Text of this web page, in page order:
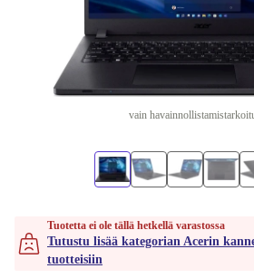
vain
Tuotetta ei ole tällä hetkellä varastossa
Tutustu lisää kategorian Acerin
tuotteisiin